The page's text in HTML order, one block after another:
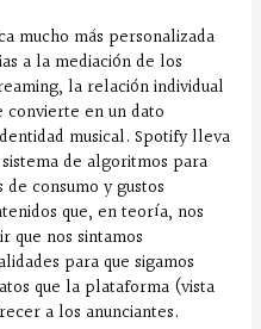
mucho más personalizada
a la mediación de los
la relación individual
convierte en un dato
musical. Spotify lleva
de algoritmos para
consumo y gustos
que, en teoría, nos
que nos sintamos
para que sigamos
que la plataforma (vista
a los anunciantes.